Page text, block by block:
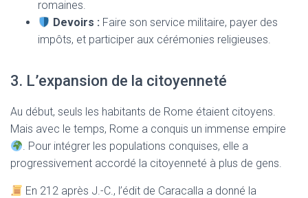
romaines.
Devoirs : Faire son service militaire, payer des
impôts, et participer aux cérémonies religieuses.
3. L’expansion de la citoyenneté
Au début, seuls les habitants de Rome étaient citoyens.
Mais avec le temps, Rome a conquis un immense empire
. Pour intégrer les populations conquises, elle a
progressivement accordé la citoyenneté à plus de gens.
En 212 après J.-C., l’édit de Caracalla a donné la